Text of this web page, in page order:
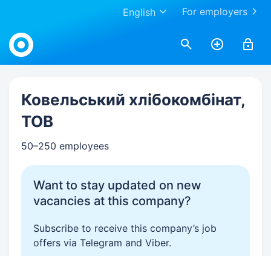
For employers
English
Work.ua
Ковельський хлібокомбінат,
ТОВ
50–250 employees
Want to stay updated on new
vacancies at this company?
Subscribe to receive this company’s job
offers via Telegram and Viber.